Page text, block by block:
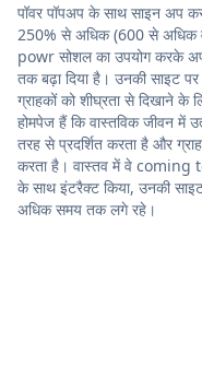
पॉवर पॉपअप के साथ साइन अप
250% से अधिक (600 से अधिक
powr सोशल का उपयोग करके
तक बढ़ा दिया है। उनकी साइट
ग्राहकों को शीघ्रता से दिखाने
होमपेज हैं कि वास्तविक जीवन में
तरह से प्रदर्शित करता है और
करता है। वास्तव में वे coming
के साथ इंटरैक्ट किया, उनकी
अधिक समय तक लगे रहे।